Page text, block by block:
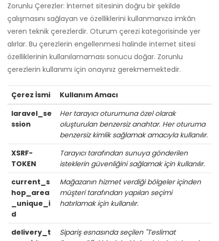
Zorunlu Çerezler: İnternet sitesinin doğru bir şekilde
çalışmasını sağlayan ve özelliklerini kullanmanıza imkân
veren teknik çerezlerdir. Oturum çerezi kategorisinde yer
alırlar. Bu çerezlerin engellenmesi halinde internet sitesi
özelliklerinin kullanılamaması sonucu doğar. Zorunlu
çerezlerin kullanımı için onayınız gerekmemektedir.
Çerez İsmi
Kullanım Amacı
laravel_se
ssion
Her tarayıcı oturumuna özel olarak
oluşturulan benzersiz anahtar. Her oturuma
benzersiz kimlik sağlamak amacıyla kullanılır.
XSRF-
TOKEN
Tarayıcı tarafından sunuya gönderilen
isteklerin güvenliğini sağlamak için kullanılır.
current_s
hop_area
_unique_i
d
Mağazanın hizmet verdiği bölgeler içinden
müşteri tarafından yapılan seçimi
hatırlamak için kullanılır.
delivery_t
Sipariş esnasında seçilen "Teslimat